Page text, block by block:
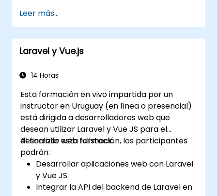
de PHP.
Leer más...
Laravel y Vue.js
14 Horas
Esta formación en vivo impartida por un
instructor en Uruguay (en línea o presencial)
está dirigida a desarrolladores web que
desean utilizar Laravel y Vue JS para el
desarrollo web fullstack.
Al finalizar esta formación, los participantes
podrán:
Desarrollar aplicaciones web con Laravel
y Vue JS.
Integrar la API del backend de Laravel en